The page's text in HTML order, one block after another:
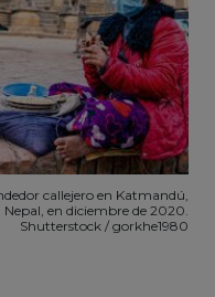
callejero en Katmandú,
Nepal, en diciembre de 2020.
Shutterstock / gorkhe1980